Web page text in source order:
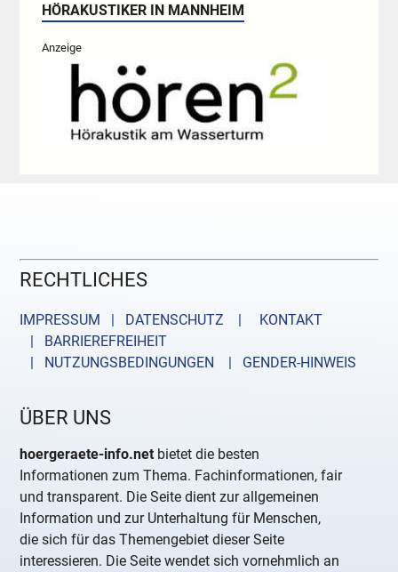
HÖRAKUSTIKER IN MANNHEIM
Anzeige
RECHTLICHES
IMPRESSUM | DATENSCHUTZ |
KONTAKT
| BARRIEREFREIHEIT
| NUTZUNGSBEDINGUNGEN
| GENDER-HINWEIS
ÜBER UNS
hoergeraete-info.net bietet die besten
Informationen zum Thema. Fachinformationen, fair
und transparent. Die Seite dient zur allgemeinen
Information und zur Unterhaltung für Menschen,
die sich für das Themengebiet dieser Seite
interessieren. Die Seite wendet sich vornehmlich an